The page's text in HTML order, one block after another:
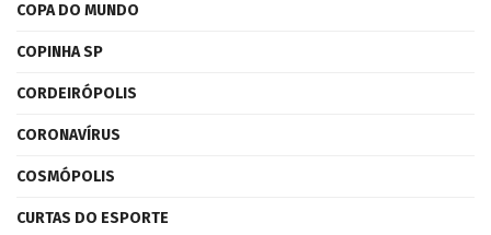
COPA DO MUNDO
COPINHA SP
CORDEIRÓPOLIS
CORONAVÍRUS
COSMÓPOLIS
CURTAS DO ESPORTE